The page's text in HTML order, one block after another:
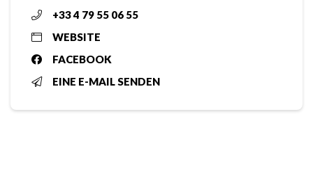
+33 4 79 55 06 55
WEBSITE
FACEBOOK
EINE E-MAIL SENDEN